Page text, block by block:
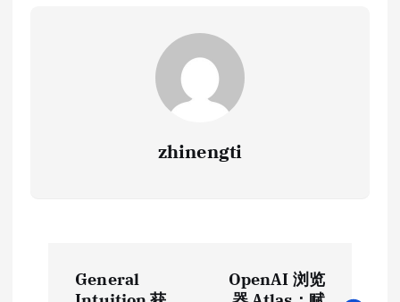
zhinengti
General
OpenAI 浏览